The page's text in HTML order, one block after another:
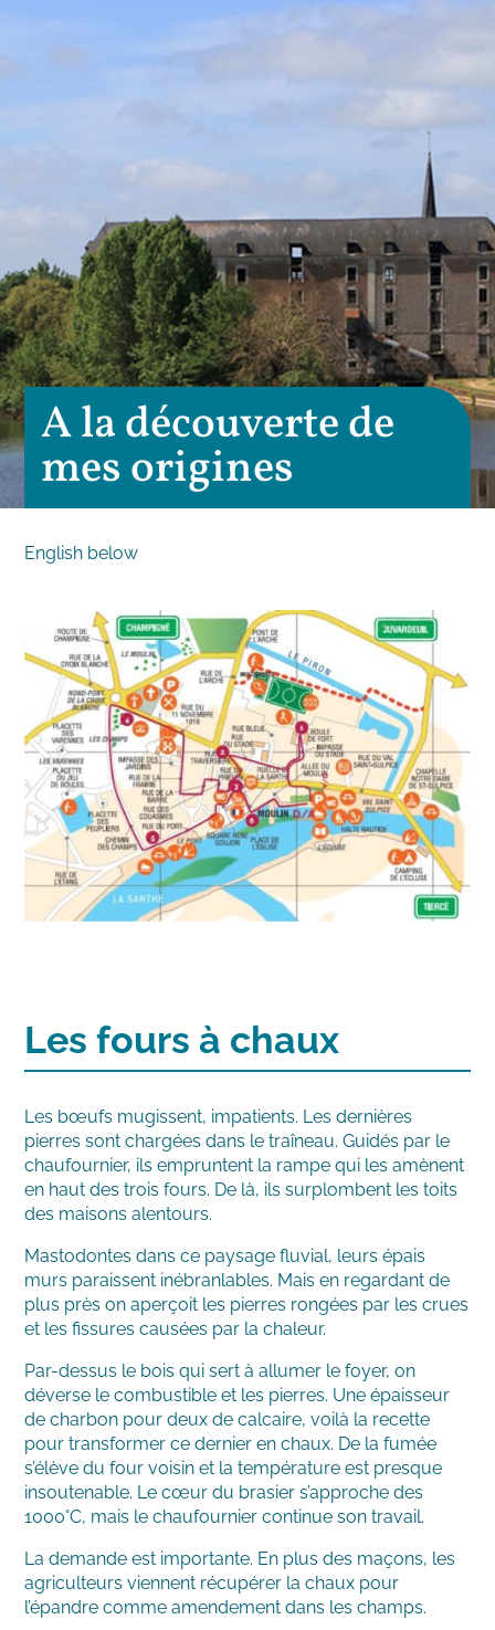
A la découverte de
mes origines
English below
Les fours à chaux
Les bœufs mugissent, impatients. Les dernières
pierres sont chargées dans le traîneau. Guidés par le
chaufournier, ils empruntent la rampe qui les amènent
en haut des trois fours. De là, ils surplombent les toits
des maisons alentours.
Mastodontes dans ce paysage fluvial, leurs épais
murs paraissent inébranlables. Mais en regardant de
plus près on aperçoit les pierres rongées par les crues
et les fissures causées par la chaleur.
Par-dessus le bois qui sert à allumer le foyer, on
déverse le combustible et les pierres. Une épaisseur
de charbon pour deux de calcaire, voilà la recette
pour transformer ce dernier en chaux. De la fumée
s’élève du four voisin et la température est presque
insoutenable. Le cœur du brasier s’approche des
1000°C, mais le chaufournier continue son travail.
La demande est importante. En plus des maçons, les
agriculteurs viennent récupérer la chaux pour
l’épandre comme amendement dans les champs.